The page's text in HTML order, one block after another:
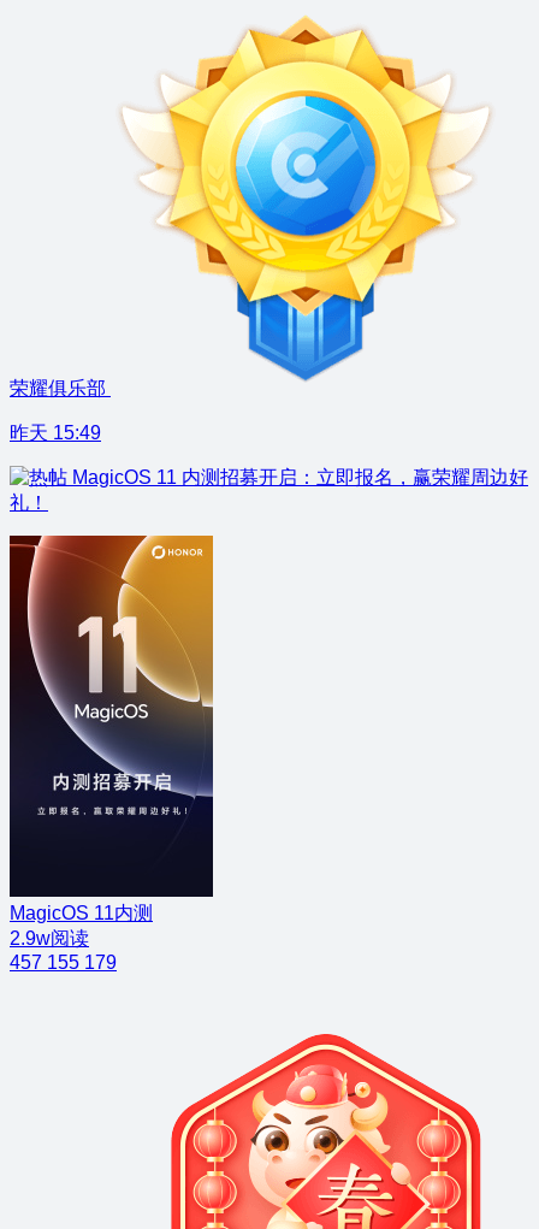
荣耀俱乐部
昨天 15:49
MagicOS 11 内测招募开启：立即报名，赢荣耀周边好
礼！
MagicOS 11内测
2.9w阅读
457 155 179